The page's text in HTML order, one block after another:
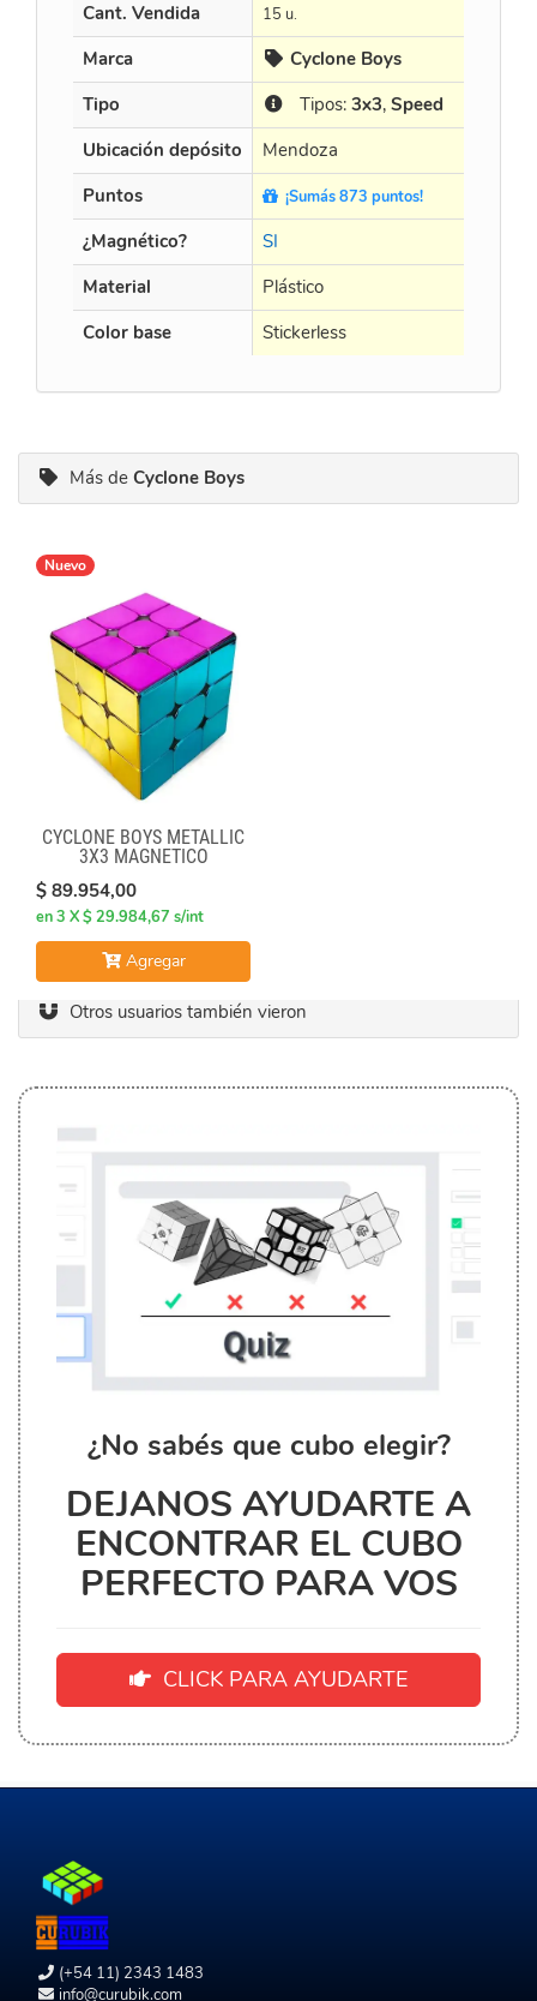
Cant. Vendida
15 u.
Marca
Cyclone Boys
Tipo
Tipos: 3x3, Speed
Ubicación depósito
Mendoza
Puntos
¡Sumás 873 puntos!
¿Magnético?
SI
Material
Plástico
Color base
Stickerless
Más de Cyclone Boys
Nuevo
CYCLONE BOYS METALLIC
3X3 MAGNETICO
$ 89.954,00
en 3 X $ 29.984,67 s/int
Agregar
Otros usuarios también vieron
¿No sabés que cubo elegir?
DEJANOS AYUDARTE A
ENCONTRAR EL CUBO
PERFECTO PARA VOS
CLICK PARA AYUDARTE
(+54 11) 2343 1483
info@curubik.com